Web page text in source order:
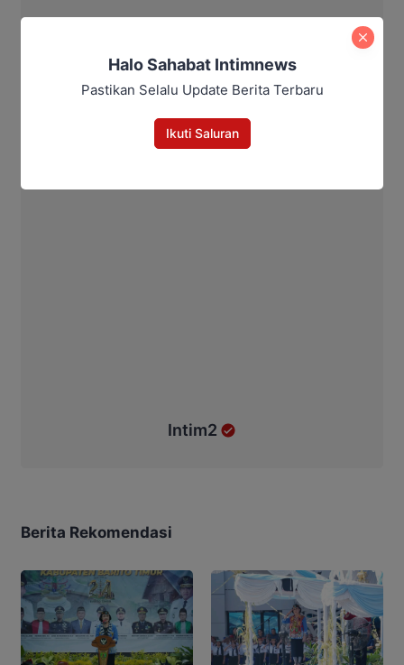
Intim2
Berita Rekomendasi
Halo Sahabat Intimnews
Pastikan Selalu Update Berita Terbaru
Ikuti Saluran